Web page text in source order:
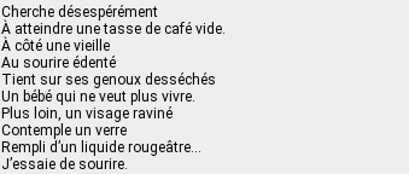
Cherche désespérément
À atteindre une tasse de café vide.
À côté une vieille
Au sourire édenté
Tient sur ses genoux desséchés
Un bébé qui ne veut plus vivre.
Plus loin, un visage raviné
Contemple un verre
Rempli d’un liquide rougeâtre…
J’essaie de sourire.